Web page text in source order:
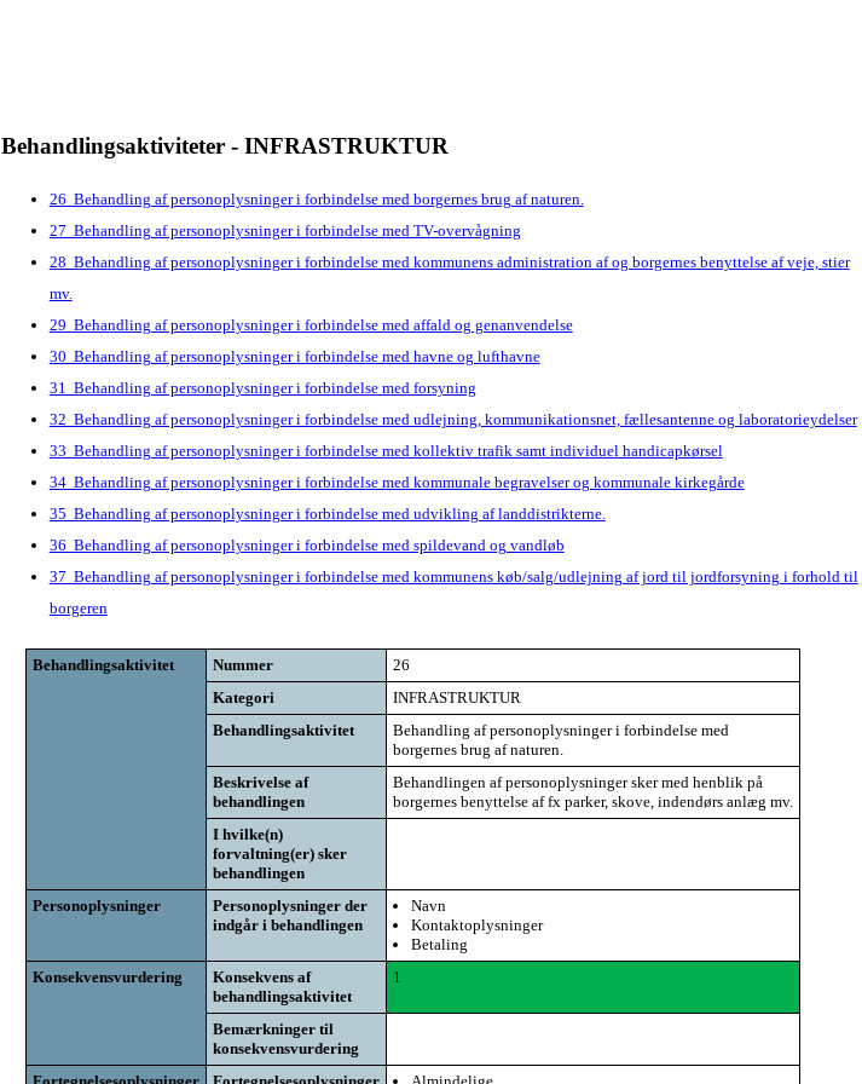
Behandlingsaktiviteter - INFRASTRUKTUR
26 Behandling af personoplysninger i forbindelse med borgernes brug af naturen.
27 Behandling af personoplysninger i forbindelse med TV-overvågning
28 Behandling af personoplysninger i forbindelse med kommunens administration af og borgernes benyttelse af veje, stier
mv.
29 Behandling af personoplysninger i forbindelse med affald og genanvendelse
30 Behandling af personoplysninger i forbindelse med havne og lufthavne
31 Behandling af personoplysninger i forbindelse med forsyning
32 Behandling af personoplysninger i forbindelse med udlejning, kommunikationsnet, fællesantenne og laboratorieydelser
33 Behandling af personoplysninger i forbindelse med kollektiv trafik samt individuel handicapkørsel
34 Behandling af personoplysninger i forbindelse med kommunale begravelser og kommunale kirkegårde
35 Behandling af personoplysninger i forbindelse med udvikling af landdistrikterne.
36 Behandling af personoplysninger i forbindelse med spildevand og vandløb
37 Behandling af personoplysninger i forbindelse med kommunens køb/salg/udlejning af jord til jordforsyning i forhold til
borgeren
Behandlingsaktivitet Nummer
26
Kategori
INFRASTRUKTUR
Behandlingsaktivitet
Behandling af personoplysninger i forbindelse med
borgernes brug af naturen.
Beskrivelse af
behandlingen
Behandlingen af personoplysninger sker med henblik på
borgernes benyttelse af fx parker, skove, indendørs anlæg mv.
I hvilke(n)
forvaltning(er) sker
behandlingen
Personoplysninger
Personoplysninger der
indgår i behandlingen
Navn
Kontaktoplysninger
Betaling
Konsekvensvurdering
Konsekvens af
behandlingsaktivitet
1
Bemærkninger til
konsekvensvurdering